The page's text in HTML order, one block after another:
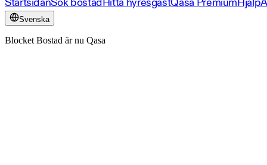
Svenska
Blocket Bostad är nu Qasa